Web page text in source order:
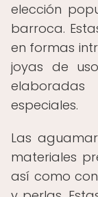
elección
barroca.
en formas
joyas de
especiales.
Las
materiales
así como